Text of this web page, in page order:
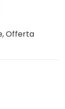
, Offerta